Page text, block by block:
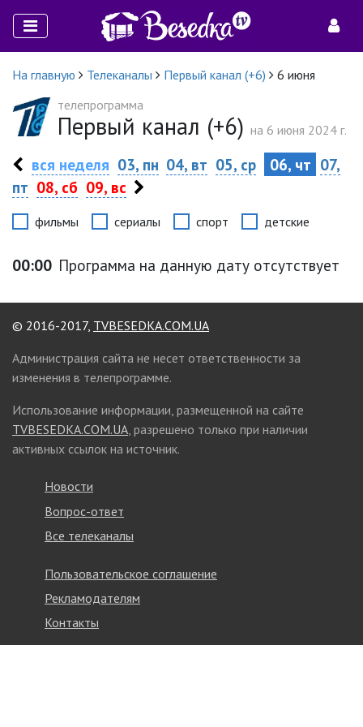
На главную Телеканалы Первый канал (+6)
6 июня
телепрограмма
Первый канал (+6) на 6 июня 2024 г.
вся неделя 03, пн 04, вт 05, ср 06, чт 07,
пт 08, сб 09, вс
фильмы сериалы спорт детские
00:00 Программа на данную дату отсутствует
© 2016-2017, TVBESEDKA.COM.UA
Администрация сайта не несет ответственности за
изменения в телепрограмме.
Использование информации, размещенной на сайте
TVBESEDKA.COM.UA, разрешено только при наличии
активных ссылок на источник.
Новости
Вопрос-ответ
Все телеканалы
Пользовательское соглашение
Рекламодателям
Контакты